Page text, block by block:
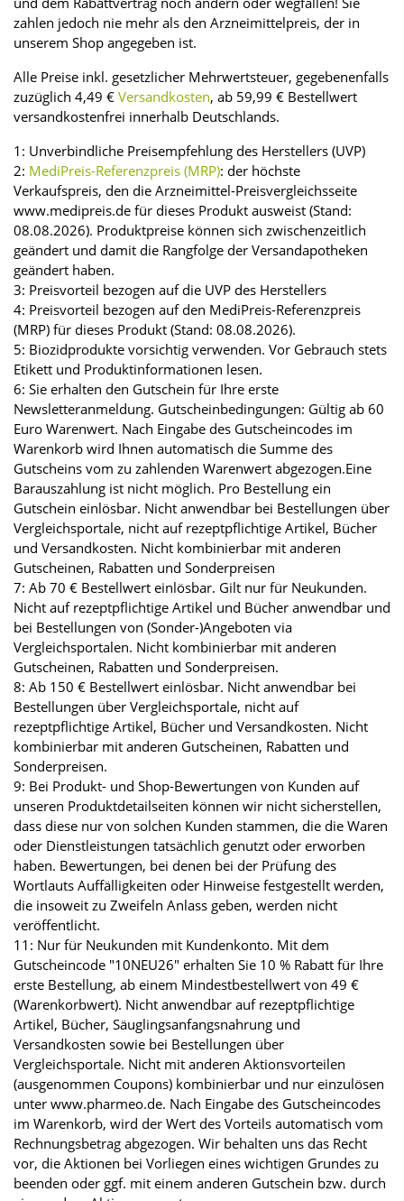
zahlen jedoch nie mehr als den Arzneimittelpreis, der in
unserem Shop angegeben ist.
Alle Preise inkl. gesetzlicher Mehrwertsteuer, gegebenenfalls
zuzüglich 4,49 € Versandkosten, ab 59,99 € Bestellwert
versandkostenfrei innerhalb Deutschlands.
1: Unverbindliche Preisempfehlung des Herstellers (UVP)
2: MediPreis-Referenzpreis (MRP): der höchste
Verkaufspreis, den die Arzneimittel-Preisvergleichsseite
www.medipreis.de für dieses Produkt ausweist (Stand:
08.08.2026). Produktpreise können sich zwischenzeitlich
geändert und damit die Rangfolge der Versandapotheken
geändert haben.
3: Preisvorteil bezogen auf die UVP des Herstellers
4: Preisvorteil bezogen auf den MediPreis-Referenzpreis
(MRP) für dieses Produkt (Stand: 08.08.2026).
5: Biozidprodukte vorsichtig verwenden. Vor Gebrauch stets
Etikett und Produktinformationen lesen.
6: Sie erhalten den Gutschein für Ihre erste
Newsletteranmeldung. Gutscheinbedingungen: Gültig ab 60
Euro Warenwert. Nach Eingabe des Gutscheincodes im
Warenkorb wird Ihnen automatisch die Summe des
Gutscheins vom zu zahlenden Warenwert abgezogen.Eine
Barauszahlung ist nicht möglich. Pro Bestellung ein
Gutschein einlösbar. Nicht anwendbar bei Bestellungen über
Vergleichsportale, nicht auf rezeptpflichtige Artikel, Bücher
und Versandkosten. Nicht kombinierbar mit anderen
Gutscheinen, Rabatten und Sonderpreisen
7: Ab 70 € Bestellwert einlösbar. Gilt nur für Neukunden.
Nicht auf rezeptpflichtige Artikel und Bücher anwendbar und
bei Bestellungen von (Sonder-)Angeboten via
Vergleichsportalen. Nicht kombinierbar mit anderen
Gutscheinen, Rabatten und Sonderpreisen.
8: Ab 150 € Bestellwert einlösbar. Nicht anwendbar bei
Bestellungen über Vergleichsportale, nicht auf
rezeptpflichtige Artikel, Bücher und Versandkosten. Nicht
kombinierbar mit anderen Gutscheinen, Rabatten und
Sonderpreisen.
9: Bei Produkt- und Shop-Bewertungen von Kunden auf
unseren Produktdetailseiten können wir nicht sicherstellen,
dass diese nur von solchen Kunden stammen, die die Waren
oder Dienstleistungen tatsächlich genutzt oder erworben
haben. Bewertungen, bei denen bei der Prüfung des
Wortlauts Auffälligkeiten oder Hinweise festgestellt werden,
die insoweit zu Zweifeln Anlass geben, werden nicht
veröffentlicht.
11: Nur für Neukunden mit Kundenkonto. Mit dem
Gutscheincode "10NEU26" erhalten Sie 10 % Rabatt für Ihre
erste Bestellung, ab einem Mindestbestellwert von 49 €
(Warenkorbwert). Nicht anwendbar auf rezeptpflichtige
Artikel, Bücher, Säuglingsanfangsnahrung und
Versandkosten sowie bei Bestellungen über
Vergleichsportale. Nicht mit anderen Aktionsvorteilen
(ausgenommen Coupons) kombinierbar und nur einzulösen
unter www.pharmeo.de. Nach Eingabe des Gutscheincodes
im Warenkorb, wird der Wert des Vorteils automatisch vom
Rechnungsbetrag abgezogen. Wir behalten uns das Recht
vor, die Aktionen bei Vorliegen eines wichtigen Grundes zu
beenden oder ggf. mit einem anderen Gutschein bzw. durch